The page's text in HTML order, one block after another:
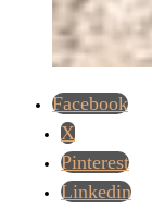
Facebook
X
Pinterest
Linkedin